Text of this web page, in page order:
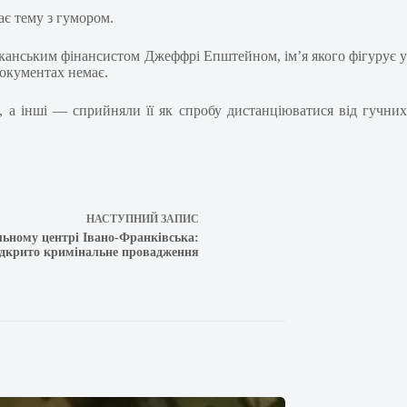
тему з гумором.
фінансистом Джеффрі Епштейном, ім’я якого фігурує у
немає.
інші — сприйняли її як спробу дистанціюватися від гучних
НАСТУПНИЙ ЗАПИС
центрі Івано-Франківська:
кримінальне провадження